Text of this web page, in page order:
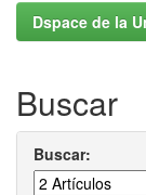
Dspace de la
Buscar
Buscar: